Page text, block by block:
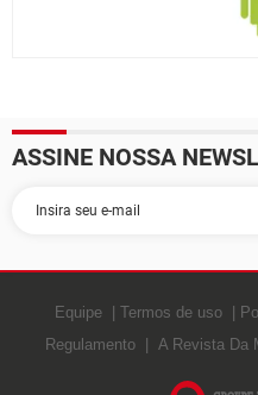
ASSINE NOSSA
Equipe Termos de uso
Regulamento
A Revista Da